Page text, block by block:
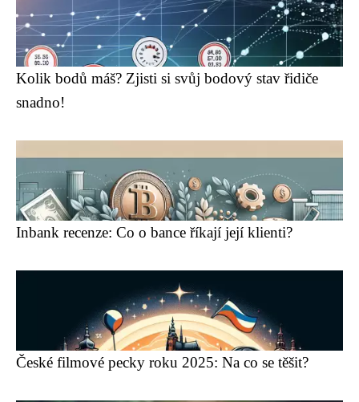
Kolik bodů máš? Zjisti si svůj bodový stav řidiče
snadno!
Inbank recenze: Co o bance říkají její klienti?
České filmové pecky roku 2025: Na co se těšit?